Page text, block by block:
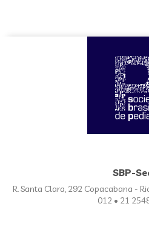
SBP-
R. Santa Clara, 292 Copacabana -
012 • 21